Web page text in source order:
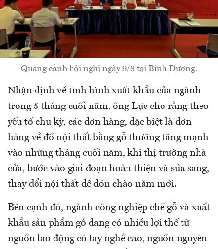
Quang cảnh hội nghị ngày 9/8 tại Bình Dương.
Nhận định về tình hình xuất khẩu của ngành
trong 5 tháng cuối năm, ông Lực cho rằng theo
yếu tố chu kỳ, các đơn hàng, đặc biệt là đơn
hàng về đồ nội thất bằng gỗ thường tăng mạnh
vào những tháng cuối năm, khi thị trường nhà
cửa, bước vào giai đoạn hoàn thiện và sửa sang,
thay đổi nội thất để đón chào năm mới.
Bên cạnh đó, ngành công nghiệp chế gỗ và xuất
khẩu sản phẩm gỗ đang có nhiều lợi thế từ
nguồn lao động có tay nghề cao, nguồn nguyên